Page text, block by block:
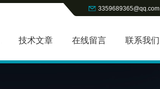
3359689365@qq.com
技术文章 在线留言 联系我们